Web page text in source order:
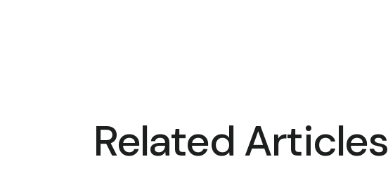
CITY – Miejskie Życie Na Własnych Zasadach
Related Articles